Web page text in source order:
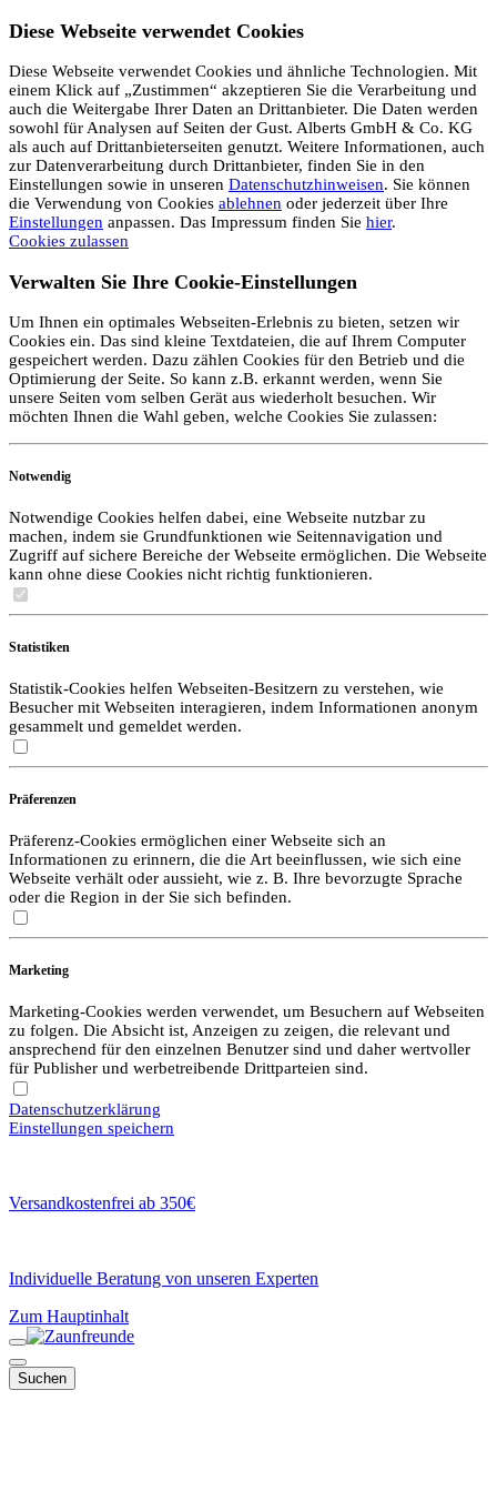
Diese Webseite verwendet Cookies
Diese Webseite verwendet Cookies und ähnliche Technologien. Mit
einem Klick auf „Zustimmen“ akzeptieren Sie die Verarbeitung und
auch die Weitergabe Ihrer Daten an Drittanbieter. Die Daten werden
sowohl für Analysen auf Seiten der Gust. Alberts GmbH & Co. KG
als auch auf Drittanbieterseiten genutzt. Weitere Informationen, auch
zur Datenverarbeitung durch Drittanbieter, finden Sie in den
Einstellungen sowie in unseren Datenschutzhinweisen. Sie können
die Verwendung von Cookies ablehnen oder jederzeit über Ihre
Einstellungen anpassen. Das Impressum finden Sie hier.
Cookies zulassen
Verwalten Sie Ihre Cookie-Einstellungen
Um Ihnen ein optimales Webseiten-Erlebnis zu bieten, setzen wir
Cookies ein. Das sind kleine Textdateien, die auf Ihrem Computer
gespeichert werden. Dazu zählen Cookies für den Betrieb und die
Optimierung der Seite. So kann z.B. erkannt werden, wenn Sie
unsere Seiten vom selben Gerät aus wiederholt besuchen. Wir
möchten Ihnen die Wahl geben, welche Cookies Sie zulassen:
Notwendig
Notwendige Cookies helfen dabei, eine Webseite nutzbar zu
machen, indem sie Grundfunktionen wie Seitennavigation und
Zugriff auf sichere Bereiche der Webseite ermöglichen. Die Webseite
kann ohne diese Cookies nicht richtig funktionieren.
Statistiken
Statistik-Cookies helfen Webseiten-Besitzern zu verstehen, wie
Besucher mit Webseiten interagieren, indem Informationen anonym
gesammelt und gemeldet werden.
Präferenzen
Präferenz-Cookies ermöglichen einer Webseite sich an
Informationen zu erinnern, die die Art beeinflussen, wie sich eine
Webseite verhält oder aussieht, wie z. B. Ihre bevorzugte Sprache
oder die Region in der Sie sich befinden.
Marketing
Marketing-Cookies werden verwendet, um Besuchern auf Webseiten
zu folgen. Die Absicht ist, Anzeigen zu zeigen, die relevant und
ansprechend für den einzelnen Benutzer sind und daher wertvoller
für Publisher und werbetreibende Drittparteien sind.
Datenschutzerklärung
Einstellungen speichern
Versandkostenfrei ab 350€
Individuelle Beratung von unseren Experten
Zum Hauptinhalt
Suchen